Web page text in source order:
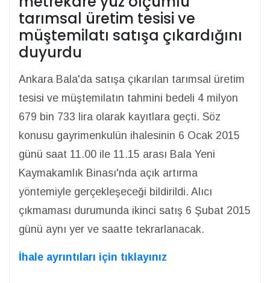
tarımsal üretim tesisi ve
müştemilatı satışa çıkardığını
duyurdu
Ankara Bala'da satışa çıkarılan tarımsal üretim
tesisi ve müştemilatın tahmini bedeli 4 milyon
679 bin 733 lira olarak kayıtlara geçti. Söz
konusu gayrimenkulün ihalesinin 6 Ocak 2015
günü saat 11.00 ile 11.15 arası Bala Yeni
Kaymakamlık Binası'nda açık artırma
yöntemiyle gerçekleşeceği bildirildi. Alıcı
çıkmaması durumunda ikinci satış 6 Şubat 2015
günü aynı yer ve saatte tekrarlanacak.
İhale ayrıntıları için tıklayınız